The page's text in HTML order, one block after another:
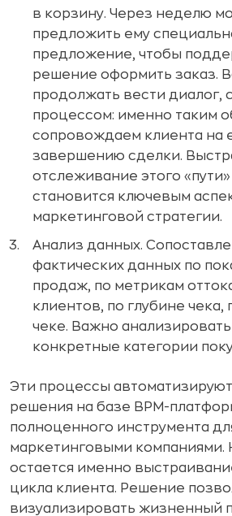
в корзину. Через неделю
предложить ему
предложение, чтобы
решение оформить заказ.
продолжать вести диалог,
процессом: именно таким
сопровождаем клиента на
завершению сделки.
отслеживание этого
становится ключевым
маркетинговой стратегии.
Анализ данных.
фактических данных по
продаж, по метрикам
клиентов, по глубине
чеке. Важно
конкретные категории
Эти процессы
решения на базе BPM-
полноценного инструмента
маркетинговыми компаниями.
остается именно
цикла клиента. Решение
визуализировать жизненный